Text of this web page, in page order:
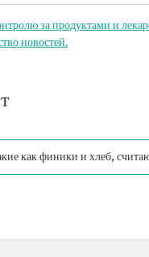
за продуктами и
новостей.
как финики и хлеб,